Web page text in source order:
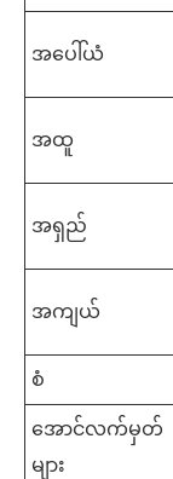
အပေါ်ယံ
အထူ
အရှည်
အကျယ်
စံ
အောင်လက်မှတ်
များ